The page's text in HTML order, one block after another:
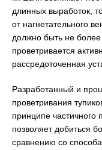
длинных выработок,
от нагнетательного
должно быть не
проветривается
рассредоточенная
Разработанный и
проветривания
принципе частичного
позволяет добиться
сравнению со